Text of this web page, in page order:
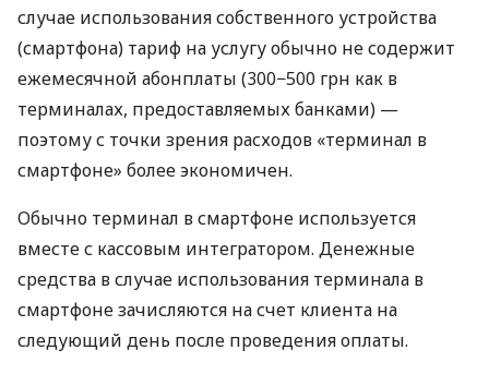
случае использования собственного устройства
(смартфона) тариф на услугу обычно не содержит
ежемесячной абонплаты (300−500 грн как в
терминалах, предоставляемых банками) —
поэтому с точки зрения расходов «терминал в
смартфоне» более экономичен.
Обычно терминал в смартфоне используется
вместе с кассовым интегратором. Денежные
средства в случае использования терминала в
смартфоне зачисляются на счет клиента на
следующий день после проведения оплаты.